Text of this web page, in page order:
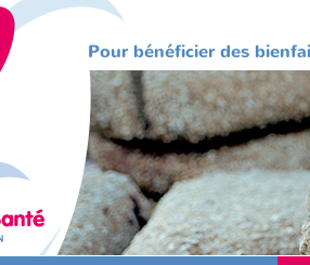
Pour bénéficier des